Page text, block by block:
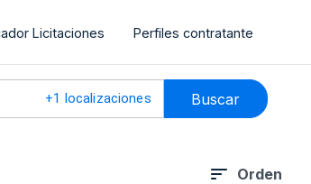
Licitaciones Perfiles contratante
+1 localizaciones Buscar
Orden